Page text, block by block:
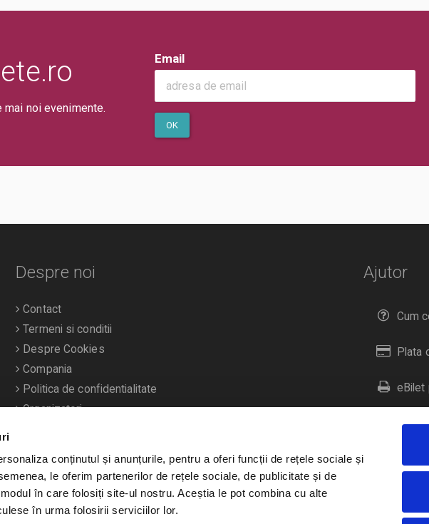
conținutul și anunțurile, pentru a oferi funcții de rețele sociale și
le oferim partenerilor de rețele sociale, de publicitate și de
în care folosiți site-ul nostru. Aceștia le pot combina cu alte
în urma folosirii serviciilor lor.
noi evenimente.
Email
OK
Ajutor
Cum
Plata
eBilet
Despre noi
Contact
Termeni si conditii
Despre Cookies
Compania
Politica de confidentialitate
Organizatori